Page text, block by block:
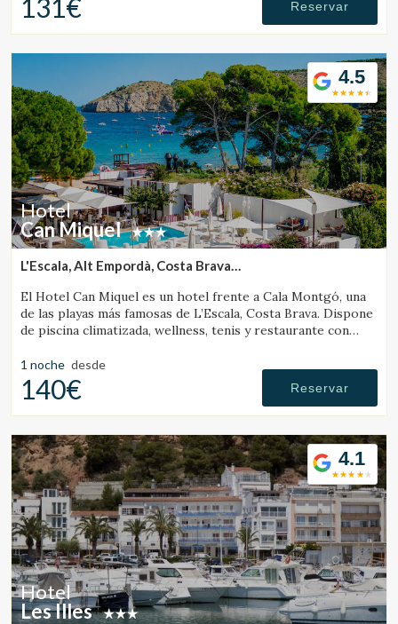
131€ Reservar
4.5
Hotel
Can Miquel
L'Escala, Alt Empordà, Costa Brava
El Hotel Can Miquel es un hotel frente a Cala Montgó, una
de las playas más famosas de L’Escala, Costa Brava. Dispone
de piscina climatizada, wellness, tenis y restaurante con
1 noche desde
140€ Reservar
4.1
Hotel
Les Illes